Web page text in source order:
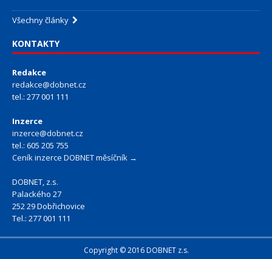
Všechny články
KONTAKTY
Redakce
redakce@dobnet.cz
tel.: 277 001 111
Inzerce
inzerce@dobnet.cz
tel.: 605 205 755
Ceník inzerce DOBNET měsíčník →
DOBNET, z.s.
Palackého 27
252 29 Dobřichovice
Tel.: 277 001 111
Copyright © 2016 DOBNET z.s.